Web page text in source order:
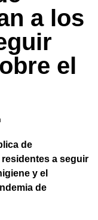
a los
el
de
a seguir
y el
de